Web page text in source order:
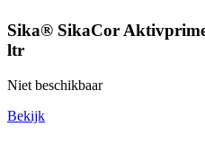
Sika® SikaCor
ltr
Niet beschikbaar
Bekijk